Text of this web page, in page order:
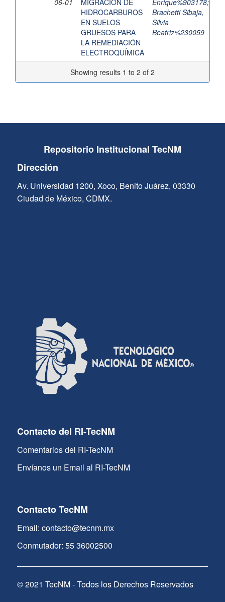
06-01
MIGRACIÓN DE
HIDROCARBUROS
EN SUELOS
GRUESOS PARA
LA REMEDIACIÓN
ELECTROQUÍMICA
Enrique%903178;
Brachetti Sibaja,
Silvia
Beatriz%230059
Showing results 1 to 2 of 2
Repositorio Institucional TecNM
Dirección
Av. Universidad 1200, Xoco, Benito Juárez, 03330
Ciudad de México, CDMX.
Contacto del RI-TecNM
Comentarios del RI-TecNM
Envíanos un Email al RI-TecNM
Contacto TecNM
Email: contacto@tecnm.mx
Conmutador: 55 36002500
© 2021 TecNM - Todos los Derechos Reservados